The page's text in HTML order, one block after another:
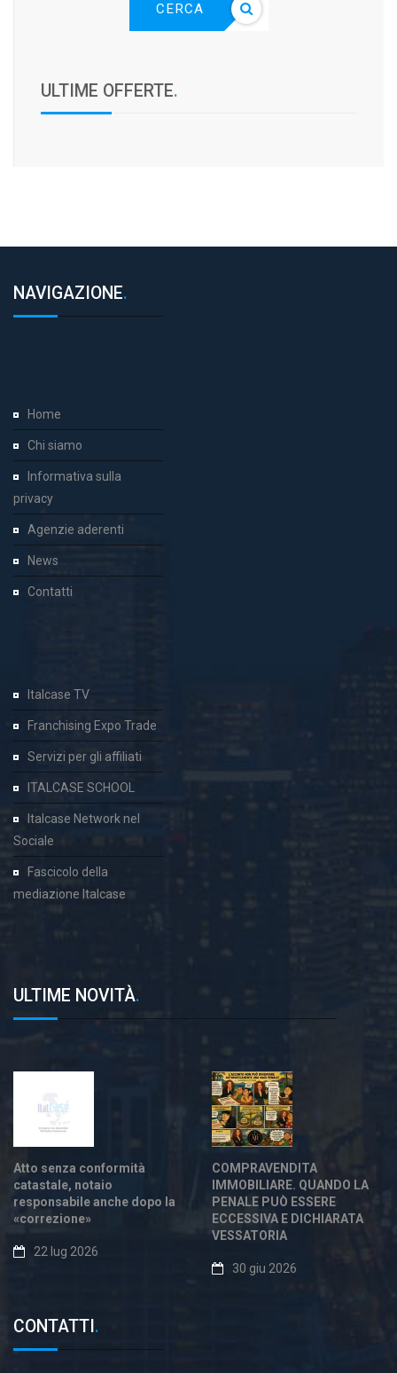
CERCA
ULTIME OFFERTE.
NAVIGAZIONE.
Home
Chi siamo
Informativa sulla
privacy
Agenzie aderenti
News
Contatti
Italcase TV
Franchising Expo Trade
Servizi per gli affiliati
ITALCASE SCHOOL
Italcase Network nel
Sociale
Fascicolo della
mediazione Italcase
ULTIME NOVITÀ.
Atto senza conformità
catastale, notaio
responsabile anche dopo la
«correzione»
22 lug 2026
COMPRAVENDITA
IMMOBILIARE. QUANDO LA
PENALE PUÒ ESSERE
ECCESSIVA E DICHIARATA
VESSATORIA
30 giu 2026
CONTATTI .